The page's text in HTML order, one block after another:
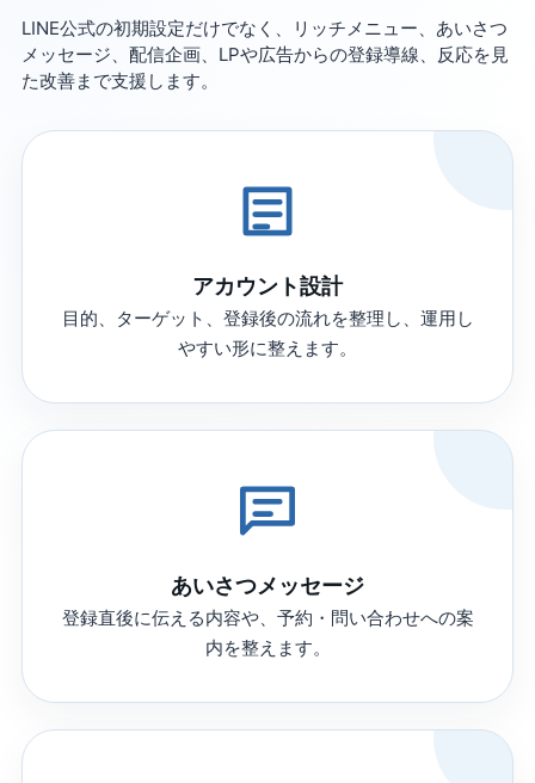
LINE公式の初期設定だけでなく、リッチメニュー、あいさつ
メッセージ、配信企画、LPや広告からの登録導線、反応を見
た改善まで支援します。
アカウント設計
目的、ターゲット、登録後の流れを整理し、運用し
やすい形に整えます。
あいさつメッセージ
登録直後に伝える内容や、予約・問い合わせへの案
内を整えます。